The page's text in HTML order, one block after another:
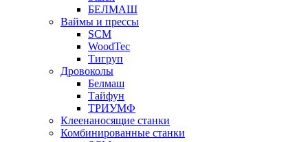
БЕЛМАШ
Ваймы и прессы
SCM
WoodTec
Тигруп
Дровоколы
Белмаш
Тайфун
ТРИУМФ
Клеенаносящие станки
Комбинированные станки